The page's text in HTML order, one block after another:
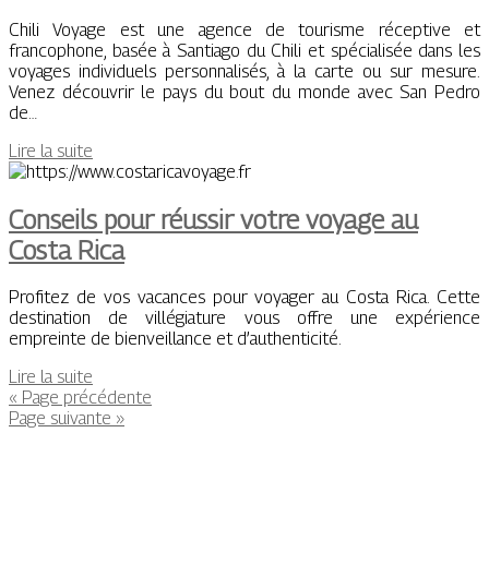
Chili Voyage est une agence de tourisme réceptive et
francophone, basée à Santiago du Chili et spécialisée dans les
voyages individuels personnalisés, à la carte ou sur mesure.
Venez découvrir le pays du bout du monde avec San Pedro
de…
Lire la suite
Conseils pour réussir votre voyage au
Costa Rica
Profitez de vos vacances pour voyager au Costa Rica. Cette
destination de villégiature vous offre une expérience
empreinte de bienveillance et d’authenticité.
Lire la suite
« Page précédente
Page suivante »